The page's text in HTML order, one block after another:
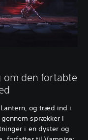
den fortabte
og træd ind i
sprækker i
i en dyster og